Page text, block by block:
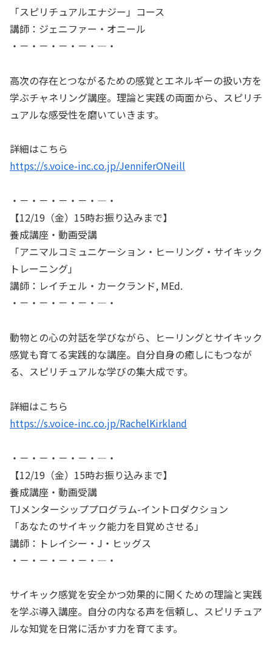
「スピリチュアルエナジー」コース
講師：ジェニファー・オニール
・－・－・－・－・―・
高次の存在とつながるための感覚とエネルギーの扱い方を
学ぶチャネリング講座。理論と実践の両面から、スピリチ
ュアルな感受性を磨いていきます。
詳細はこちら
https://s.voice-inc.co.jp/JenniferONeill
・－・－・－・－・―・
【12/19（金）15時お振り込みまで】
養成講座・動画受講
「アニマルコミュニケーション・ヒーリング・サイキック
トレーニング」
講師：レイチェル・カークランド, MEd.
・－・－・－・－・―・
動物との心の対話を学びながら、ヒーリングとサイキック
感覚も育てる実践的な講座。自分自身の癒しにもつなが
る、スピリチュアルな学びの集大成です。
詳細はこちら
https://s.voice-inc.co.jp/RachelKirkland
・－・－・－・－・―・
【12/19（金）15時お振り込みまで】
養成講座・動画受講
TJメンターシッププログラム-イントロダクション
「あなたのサイキック能力を目覚めさせる」
講師：トレイシー・J・ヒッグス
・－・－・－・－・―・
サイキック感覚を安全かつ効果的に開くための理論と実践
を学ぶ導入講座。自分の内なる声を信頼し、スピリチュア
ルな知覚を日常に活かす力を育てます。